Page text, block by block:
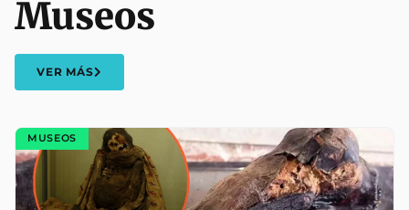
Museos
VER MÁS
MUSEOS